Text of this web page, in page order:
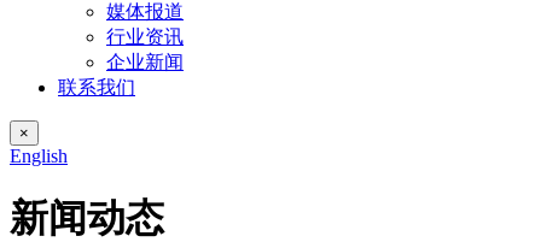
媒体报道
行业资讯
企业新闻
联系我们
×
English
新闻动态